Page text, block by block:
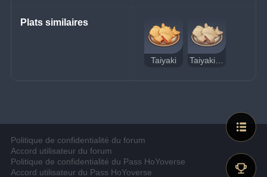
Plats similaires
Taiyaki
Politique de confidentialité du forum
Accord utilisateur du forum
Politique de confidentialité du Pass HoYoverse
Accord utilisateur du Pass HoYoverse